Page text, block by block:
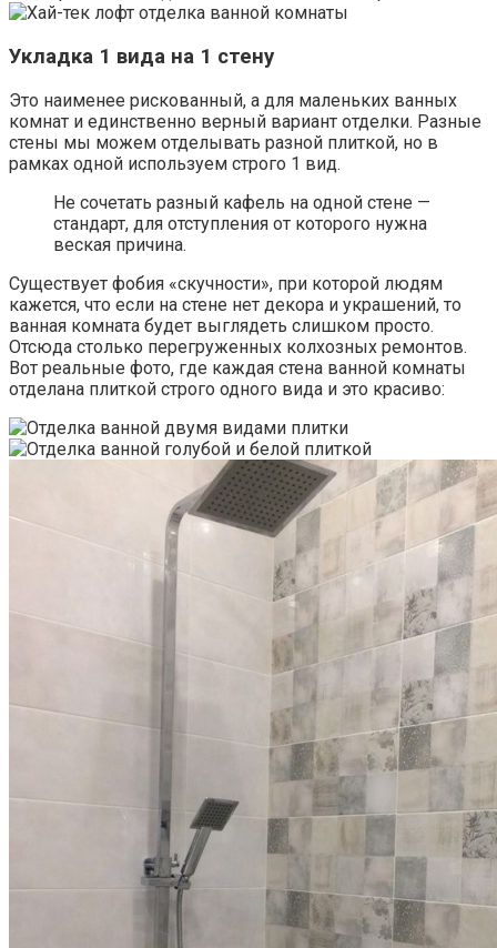
Укладка 1 вида на 1 стену
Это наименее рискованный, а для маленьких ванных
комнат и единственно верный вариант отделки. Разные
стены мы можем отделывать разной плиткой, но в
рамках одной используем строго 1 вид.
Не сочетать разный кафель на одной стене —
стандарт, для отступления от которого нужна
веская причина.
Существует фобия «скучности», при которой людям
кажется, что если на стене нет декора и украшений, то
ванная комната будет выглядеть слишком просто.
Отсюда столько перегруженных колхозных ремонтов.
Вот реальные фото, где каждая стена ванной комнаты
отделана плиткой строго одного вида и это красиво: